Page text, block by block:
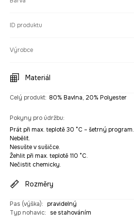
ID produktu
Výrobce
Materiál
Celý produkt: 80% Bavlna, 20% Polyester
Pokyny pro údržbu:
Prát při max. teplotě 30 °C – šetrný program.
Nebělit.
Nesušte v sušičce.
Žehlit při max. teplotě 110 °C.
Nečistit chemicky.
Rozměry
Pas (výška): pravidelný
Typ nohavic:
se stahováním